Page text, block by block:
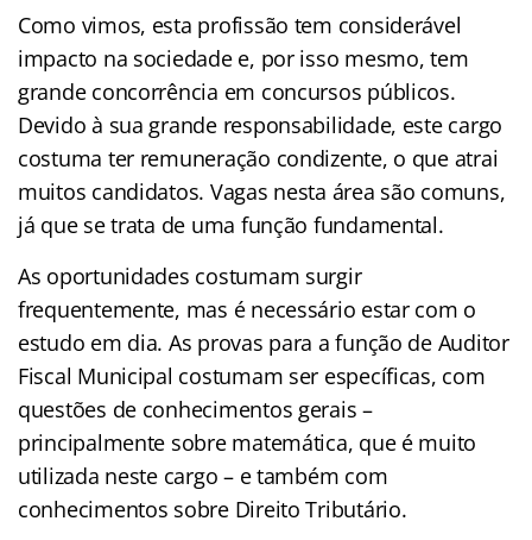
Como vimos, esta profissão tem considerável
impacto na sociedade e, por isso mesmo, tem
grande concorrência em concursos públicos.
Devido à sua grande responsabilidade, este cargo
costuma ter remuneração condizente, o que atrai
muitos candidatos. Vagas nesta área são comuns,
já que se trata de uma função fundamental.
As oportunidades costumam surgir
frequentemente, mas é necessário estar com o
estudo em dia. As provas para a função de Auditor
Fiscal Municipal costumam ser específicas, com
questões de conhecimentos gerais –
principalmente sobre matemática, que é muito
utilizada neste cargo – e também com
conhecimentos sobre Direito Tributário.